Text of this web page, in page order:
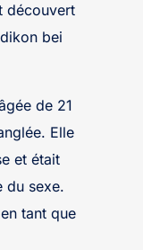
découvert
bei
de 21
Elle
et était
du sexe.
tant que